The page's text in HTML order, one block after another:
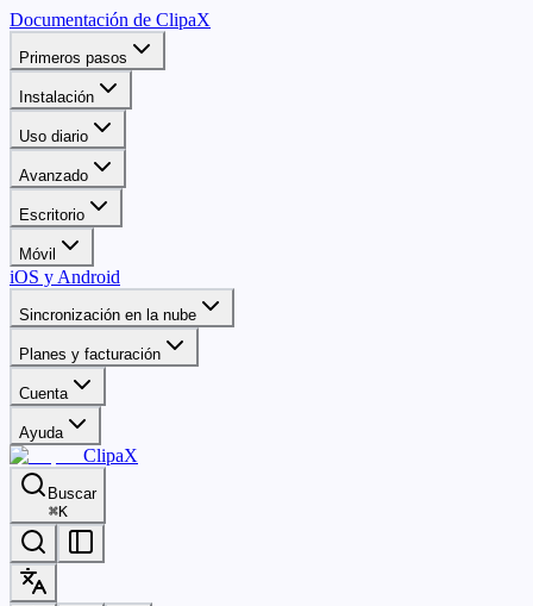
Documentación de ClipaX
Primeros pasos
Instalación
Uso diario
Avanzado
Escritorio
Móvil
iOS y Android
Sincronización en la nube
Planes y facturación
Cuenta
Ayuda
ClipaX
Buscar
⌘K